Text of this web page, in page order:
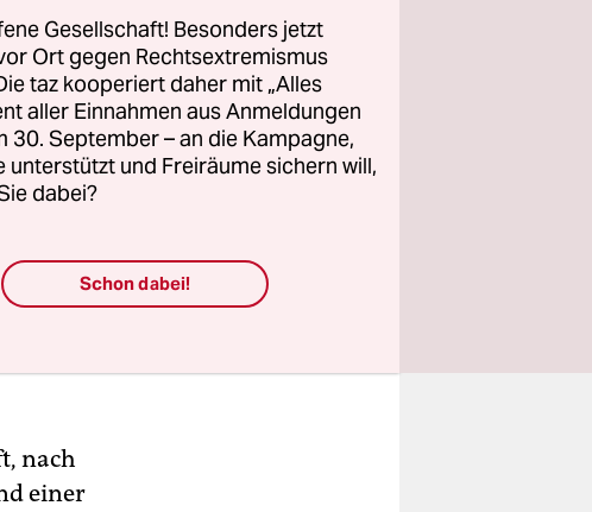
besorgen.
zufolge
Szene und
Zunächst
nach
einer
Gesellschaft! Besonders jetzt
Ort gegen Rechtsextremismus
taz kooperiert daher mit „Alles
aller Einnahmen aus Anmeldungen
30. September – an die Kampagne,
und Freiräume sichern will,
dabei?
Schon dabei!